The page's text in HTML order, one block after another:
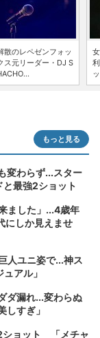
散のレペゼンフォッ
ス元リーダー・DJ S
もっと見る
変わらず...スター
最強2ショット
ました」...4歳年
しか見えませ
人ユニ姿で...神ス
アル」
ダ漏れ...変わらぬ
すぎ」
ショット 「メチャ